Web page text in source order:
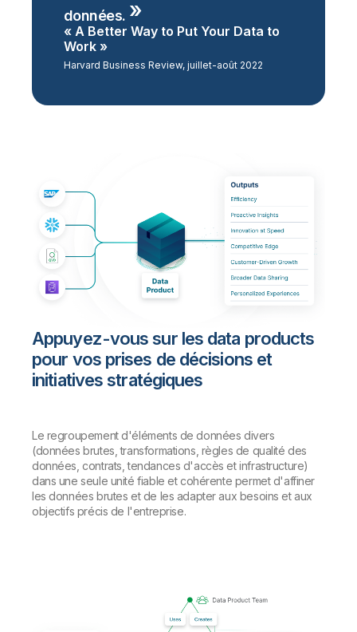
données.
« A Better Way to Put Your Data to
Work »
Harvard Business Review, juillet-août 2022
Appuyez-vous sur les data products
pour vos prises de décisions et
initiatives stratégiques
Le regroupement d'éléments de données divers
(données brutes, transformations, règles de qualité des
données, contrats, tendances d'accès et infrastructure)
dans une seule unité fiable et cohérente permet d'affiner
les données brutes et de les adapter aux besoins et aux
objectifs précis de l'entreprise.